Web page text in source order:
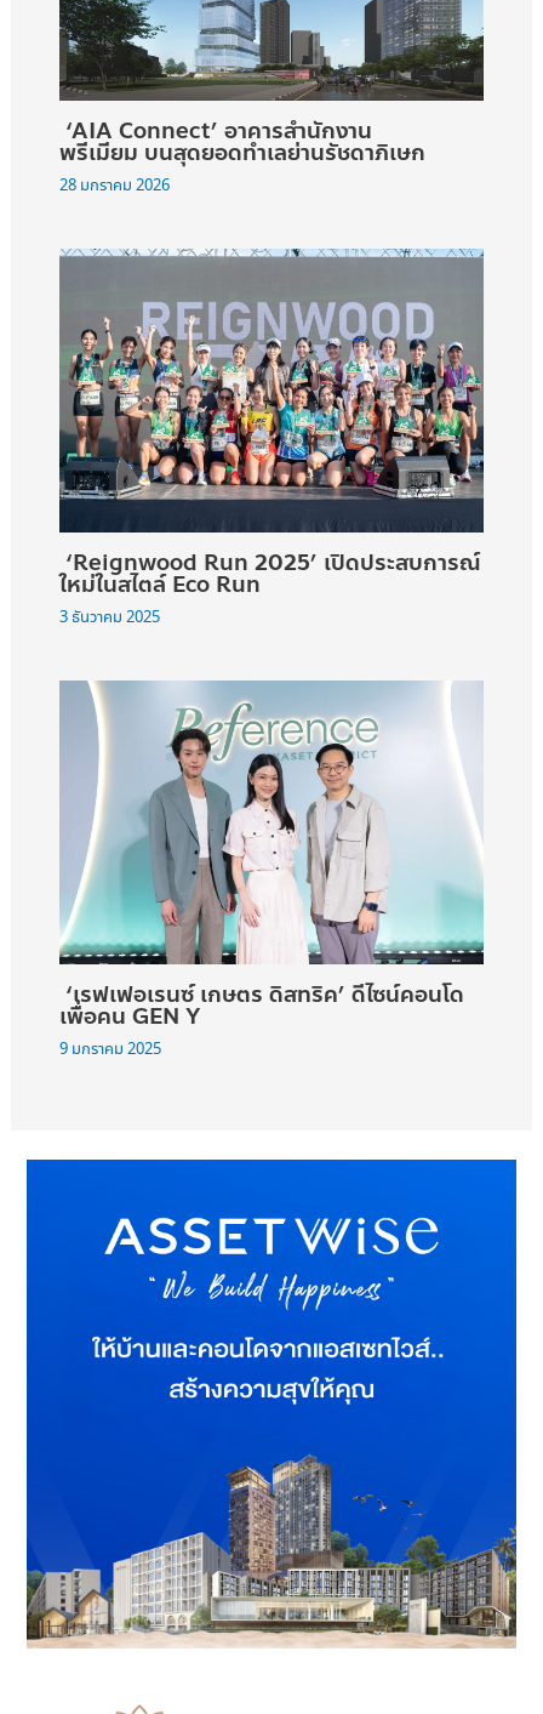
‘AIA Connect’ อาคารสำนักงาน
พรีเมียม บนสุดยอดทำเลย่านรัชดาภิเษก
28 มกราคม 2026
‘Reignwood Run 2025’ เปิดประสบการณ์
ใหม่ในสไตล์ Eco Run
3 ธันวาคม 2025
‘เรฟเฟอเรนซ์ เกษตร ดิสทริค’ ดีไซน์คอนโด
เพื่อคน GEN Y
9 มกราคม 2025